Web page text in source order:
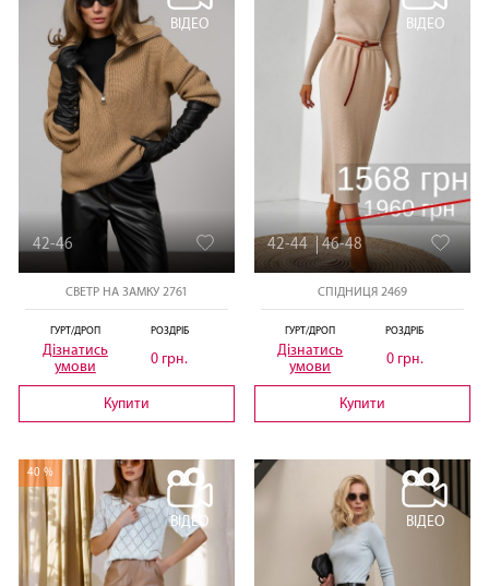
ВІДЕО
42-46
СВЕТР НА ЗАМКУ 2761
ГУРТ/ДРОП
Дізнатись
умови
РОЗДРІБ
0 грн.
Купити
ВІДЕО
42-44 46-48
СПІДНИЦЯ 2469
ГУРТ/ДРОП
Дізнатись
умови
РОЗДРІБ
0 грн.
Купити
40 %
ВІДЕО ВІДЕО